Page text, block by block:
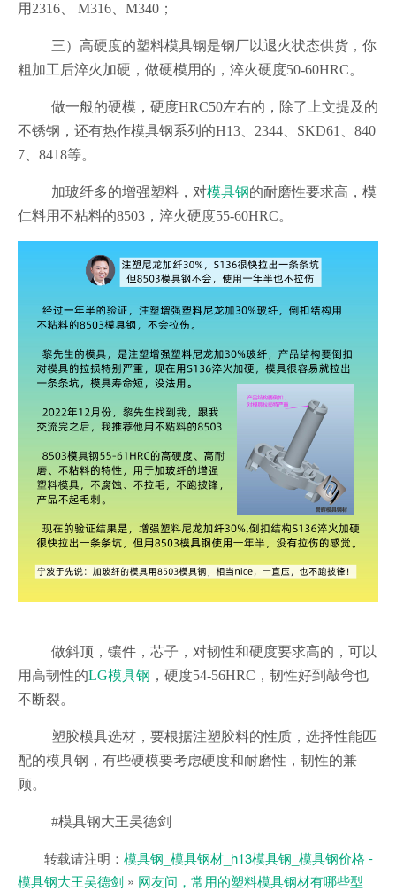
用2316、 M316、M340；
三）高硬度的塑料模具钢是钢厂以退火状态供货，你
粗加工后淬火加硬，做硬模用的，淬火硬度50-60HRC。
做一般的硬模，硬度HRC50左右的，除了上文提及的
不锈钢，还有热作模具钢系列的H13、2344、SKD61、840
7、8418等。
加玻纤多的增强塑料，对模具钢的耐磨性要求高，模
仁料用不粘料的8503，淬火硬度55-60HRC。
做斜顶，镶件，芯子，对韧性和硬度要求高的，可以
用高韧性的LG模具钢 ，硬度54-56HRC，韧性好到敲弯也
不断裂。
塑胶模具选材，要根据注塑胶料的性质，选择性能匹
配的模具钢，有些硬模要考虑硬度和耐磨性，韧性的兼
顾。
#模具钢大王吴德剑
转载请注明： 模具钢_模具钢材_h13模具钢_模具钢价格 -
模具钢大王吴德剑 » 网友问，常用的塑料模具钢材有哪些型